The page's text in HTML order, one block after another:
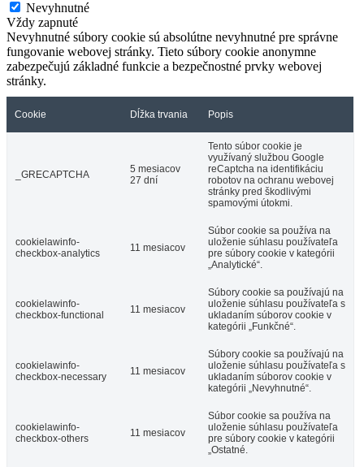
Nevyhnutné
Vždy zapnuté
Nevyhnutné súbory cookie sú absolútne nevyhnutné pre správne
fungovanie webovej stránky. Tieto súbory cookie anonymne
zabezpečujú základné funkcie a bezpečnostné prvky webovej
stránky.
Cookie Dĺžka trvania Popis
_GRECAPTCHA
5 mesiacov
27 dní
Tento súbor cookie je
využívaný službou Google
reCaptcha na identifikáciu
robotov na ochranu webovej
stránky pred škodlivými
spamovými útokmi.
cookielawinfo-
checkbox-analytics
11 mesiacov
Súbor cookie sa používa na
uloženie súhlasu používateľa
pre súbory cookie v kategórii
„Analytické“.
cookielawinfo-
checkbox-functional
11 mesiacov
Súbory cookie sa používajú na
uloženie súhlasu používateľa s
ukladaním súborov cookie v
kategórii „Funkčné“.
cookielawinfo-
checkbox-necessary
11 mesiacov
Súbory cookie sa používajú na
uloženie súhlasu používateľa s
ukladaním súborov cookie v
kategórii „Nevyhnutné“.
cookielawinfo-
checkbox-others
11 mesiacov
Súbor cookie sa používa na
uloženie súhlasu používateľa
pre súbory cookie v kategórii
„Ostatné.